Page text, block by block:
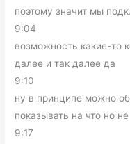
поэтому значит мы
9:04
возможность какие-то
далее и так далее да
9:10
ну в принципе можно
показывать на что но
9:17